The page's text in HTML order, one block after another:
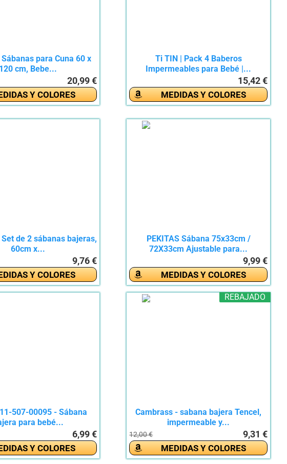
para Cuna 60 x
120 cm, Bebe...
20,99 €
Y COLORES
Ti TIN | Pack 4 Baberos
Impermeables para Bebé |...
15,42 €
MEDIDAS Y COLORES
de 2 sábanas bajeras,
60cm x...
9,76 €
Y COLORES
PEKITAS Sábana 75x33cm /
72X33cm Ajustable para...
9,99 €
MEDIDAS Y COLORES
507-00095 - Sábana
para bebé...
6,99 €
Y COLORES
REBAJADO
Cambrass - sabana bajera Tencel,
impermeable y...
12,00 € 9,31 €
MEDIDAS Y COLORES